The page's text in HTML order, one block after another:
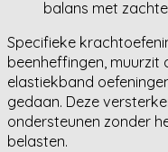
balans met
Specifieke
beenheffingen, muurzit
elastiekband
gedaan. Deze
ondersteunen zonder
belasten.